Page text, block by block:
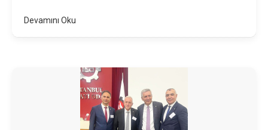
Devamını Oku